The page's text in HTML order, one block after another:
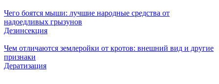
Чего боятся мыши: лучшие народные средства от
надоедливых грызунов
Дезинсекция
Чем отличаются землеройки от кротов: внешний вид и другие
признаки
Дератизация